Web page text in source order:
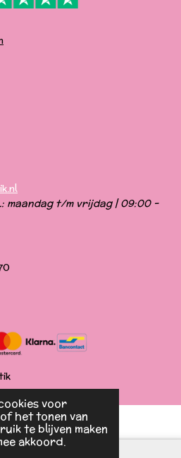
voor
het tonen van
te blijven maken
akkoord.
maandag t/m vrijdag | 09:00 -